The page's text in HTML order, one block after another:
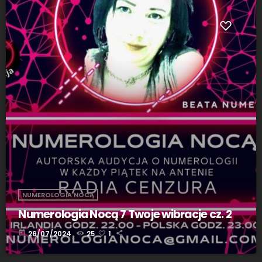
NUMEROLOGIA NOCĄ
Numerologia Nocą 7 Twoje wibracje cz. 2
today 26/07/2024 25 1